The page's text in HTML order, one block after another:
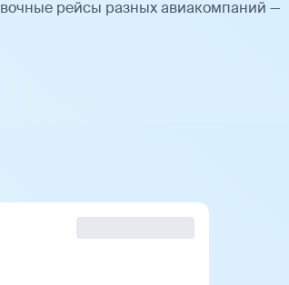
рейсы разных авиакомпаний —